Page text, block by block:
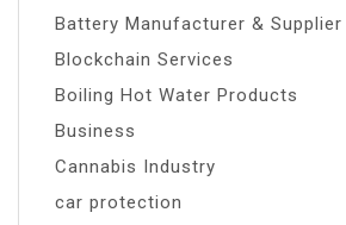
Battery Manufacturer & Supplier
Blockchain Services
Boiling Hot Water Products
Business
Cannabis Industry
car protection